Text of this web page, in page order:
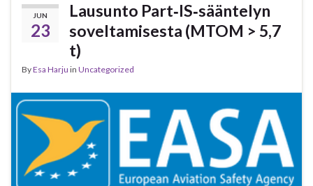
JUN
23
Lausunto Part‑IS‑sääntelyn
soveltamisesta (MTOM > 5,7
t)
ByEsa Harju in Uncategorized